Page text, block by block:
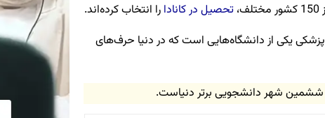
تحصیل در کانادا را انتخاب کرده‌اند.
یکی از دانشگاه‌هایی است که در دنیا حرف‌های
ششمین شهر دانشجویی برتر دنیاست.